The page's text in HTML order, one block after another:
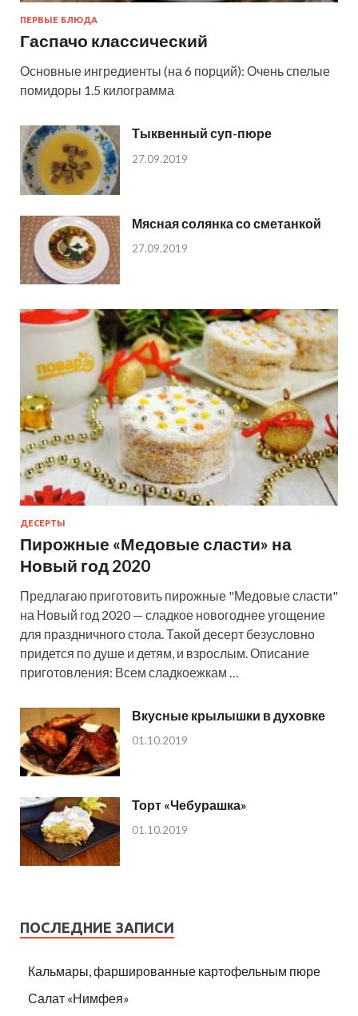
ПЕРВЫЕ БЛЮДА
Гаспачо классический
Основные ингредиенты (на 6 порций): Очень спелые
помидоры 1.5 килограмма
Тыквенный суп-пюре
27.09.2019
Мясная солянка со сметанкой
27.09.2019
ДЕСЕРТЫ
Пирожные «Медовые сласти» на
Новый год 2020
Предлагаю приготовить пирожные "Медовые сласти"
на Новый год 2020 — сладкое новогоднее угощение
для праздничного стола. Такой десерт безусловно
придется по душе и детям, и взрослым. Описание
приготовления: Всем сладкоежкам …
Вкусные крылышки в духовке
01.10.2019
Торт «Чебурашка»
01.10.2019
ПОСЛЕДНИЕ ЗАПИСИ
Кальмары, фаршированные картофельным пюре
Салат «Нимфея»